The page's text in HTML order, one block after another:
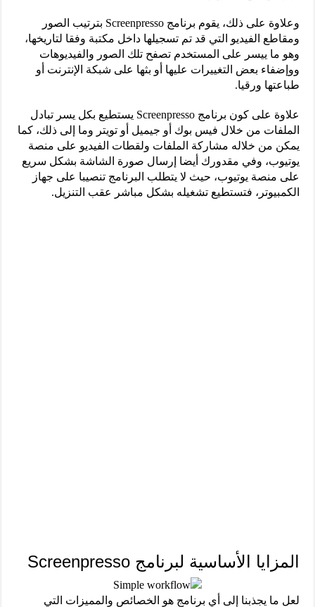
وعلاوة على ذلك، يقوم برنامج Screenpresso بترتيب الصور
ومقاطع الفيديو التي قد تم تسجيلها داخل مكتبة وفقا لتاريخها،
وهو ما ييسر على المستخدم تصفح تلك الصور والفيديوهات
ووإضفاء بعض التغييرات عليها أو بثها على شبكة الإنترنت أو
طباعتها ورقيا.
علاوة على كون برنامج Screenpresso يستطيع بكل يسر تبادل
الملفات من خلال فيس بوك أو جيميل أو تويتر وما إلى ذلك، كما
يمكن من خلاله مشاركة الملفات ولقطات الفيديو على منصة
يوتيوب، وفي مقدورك أيضا إرسال صورة الشاشة بشكل سريع
على منصة يوتيوب، حيث لا يتطلب البرنامج تنصيبا على جهاز
الكمبيوتر، فتستطيع تشغيله بشكل مباشر عقب التنزيل.
المزايا الأساسية لبرنامج Screenpresso
لعل ما يجذبنا إلى أي برنامج هو الخصائص والمميزات التي